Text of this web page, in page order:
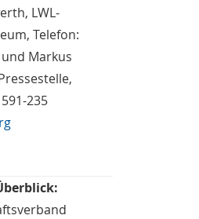
LWL-
Telefon:
Markus
235